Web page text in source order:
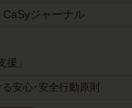
CaSyジャーナル
援」
安心･安全行動原則